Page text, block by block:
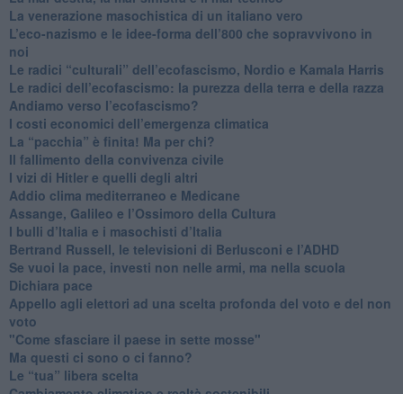
​La venerazione masochistica di un italiano vero
​L’eco-nazismo e le idee-forma dell’800 che sopravvivono in
noi
​Le radici “culturali” dell’ecofascismo, Nordio e Kamala Harris
Le radici dell’ecofascismo: la purezza della terra e della razza
Andiamo verso l’ecofascismo?
I costi economici dell’emergenza climatica
​La “pacchia” è finita! Ma per chi?
​Il fallimento della convivenza civile
​I vizi di Hitler e quelli degli altri
Addio clima mediterraneo e Medicane
​Assange, Galileo e l’Ossimoro della Cultura
​I bulli d’Italia e i masochisti d’Italia
​Bertrand Russell, le televisioni di Berlusconi e l’ADHD
​Se vuoi la pace, investi non nelle armi, ma nella scuola
​Dichiara pace
​Appello agli elettori ad una scelta profonda del voto e del non
voto
"Come sfasciare il paese in sette mosse"
​Ma questi ci sono o ci fanno?
​Le “tua” libera scelta